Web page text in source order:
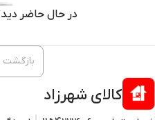
در حال حاضر
کالای شهرزاد
بازگشت